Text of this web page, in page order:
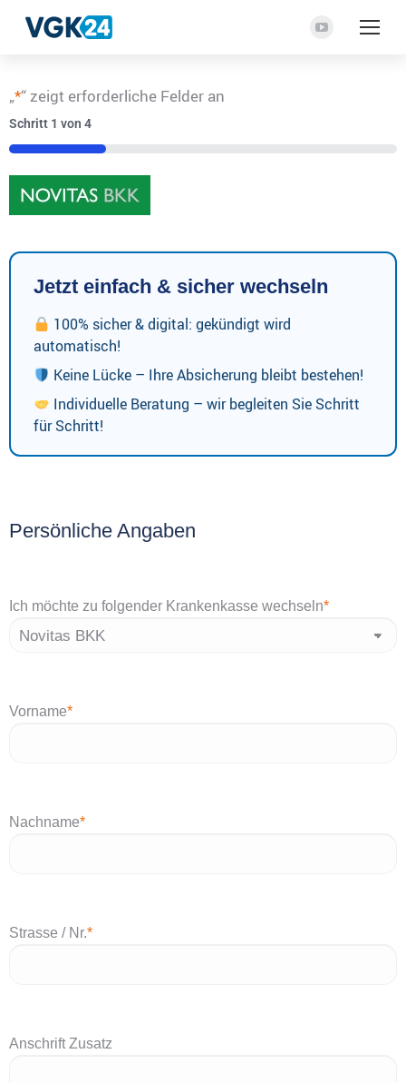
YouTube
neuen
„*“ zeigt erforderliche Felder an
Schritt 1 von 4
25%
Jetzt einfach & sicher wechseln
100% sicher & digital: gekündigt wird
automatisch!
Keine Lücke – Ihre Absicherung bleibt bestehen!
Individuelle Beratung – wir begleiten Sie Schritt
für Schritt!
Persönliche Angaben
Ich möchte zu folgender Krankenkasse wechseln*
Vorname*
Nachname*
Strasse / Nr.*
Anschrift Zusatz